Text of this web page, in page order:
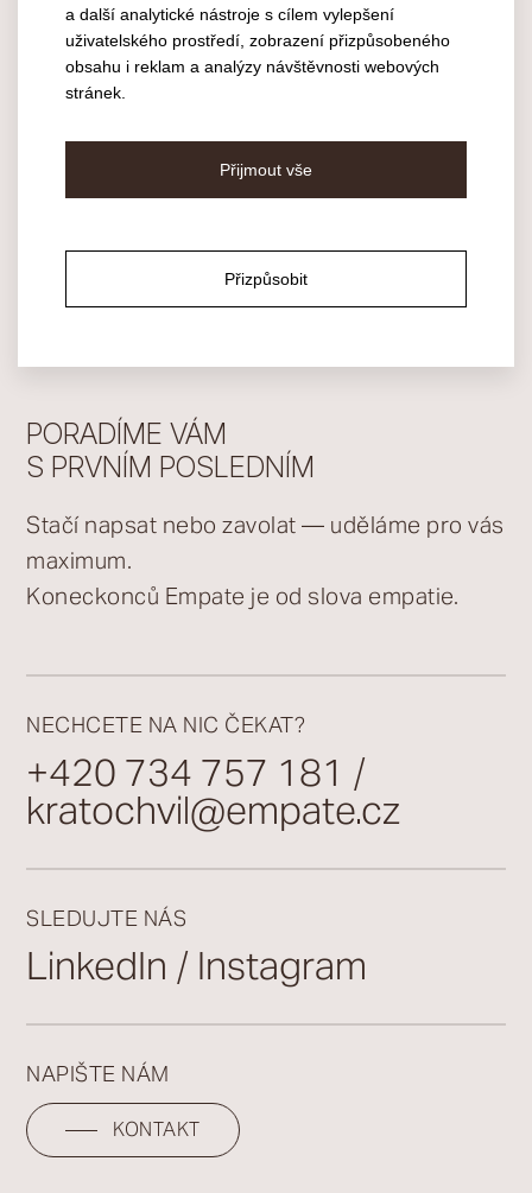
a další analytické nástroje s cílem vylepšení
uživatelského prostředí, zobrazení přizpůsobeného
obsahu i reklam a analýzy návštěvnosti webových
stránek.
Přijmout vše
Přizpůsobit
Bočnicové schodiště Indigo – RD
PORADÍME VÁM
S PRVNÍM POSLEDNÍM
Stačí napsat nebo zavolat — uděláme pro vás
maximum.
Koneckonců Empate je od slova empatie.
NECHCETE NA NIC ČEKAT?
+420 734 757 181 /
kratochvil@empate.cz
SLEDUJTE NÁS
LinkedIn / Instagram
NAPIŠTE NÁM
KONTAKT